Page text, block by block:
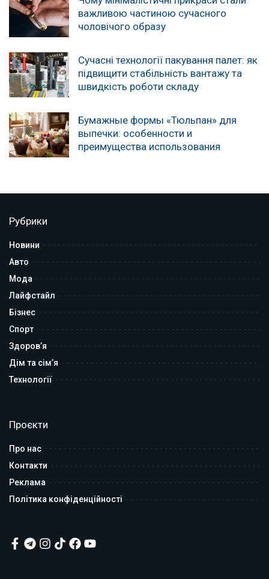
важливою частиною сучасного
чоловічого образу
Сучасні технології пакування палет: як
підвищити стабільність вантажу та
швидкість роботи складу
Бумажные формы «Тюльпан» для
выпечки: особенности и
преимущества использования
Рубрики
Новини
Авто
Мода
Лайфстайл
Бізнес
Спорт
Здоров’я
Дім та сім’я
Технології
Проєкти
Про нас
Контакти
Реклама
Політика конфіденційності